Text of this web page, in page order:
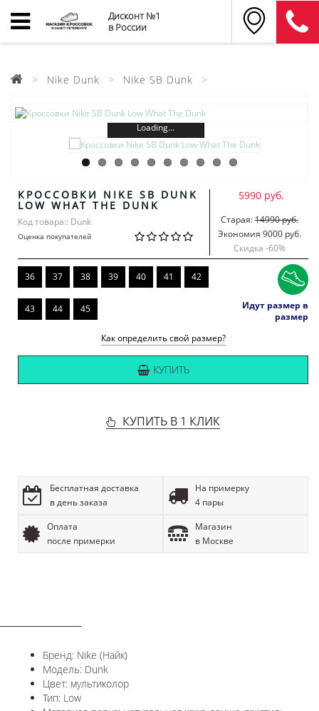
Дисконт №1
в России
Nike Dunk Nike SB Dunk
Loading...
КРОССОВКИ NIKE SB DUNK
LOW WHAT THE DUNK
Код товара:: Dunk
Оценка покупателей
5990 руб.
Старая:14990 руб.
Экономия 9000 руб.
Скидка -60%
36 37 38 39 40 41 42
43 44 45
Идут размер в
размер
Как определить свой размер?
КУПИТЬ
КУПИТЬ В 1 КЛИК
Бесплатная доставка
в день заказа
На примерку
4 пары
Оплата
после примерки
Магазин
в Москве
Бренд: Nike (Найк)
Модель: Dunk
Цвет: мультиколор
Тип: Low